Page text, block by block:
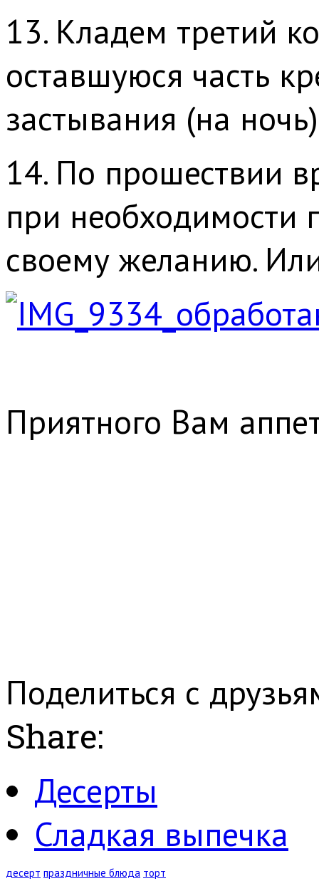
13. Кладем третий
оставшуюся часть
застывания (на
14. По прошествии
при необходимости
своему желанию.
Приятного Вам
Поделиться с
Share:
Десерты
Сладкая выпечка
десерт праздничные блюда торт